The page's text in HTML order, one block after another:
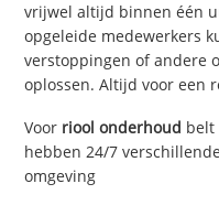
vrijwel altijd binnen één
opgeleide medewerkers
verstoppingen of andere
oplossen. Altijd voor een
Voor riool onderhoud belt
hebben 24/7
omgeving